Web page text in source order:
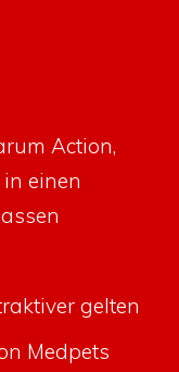
Action,
einen
gelten
Medpets